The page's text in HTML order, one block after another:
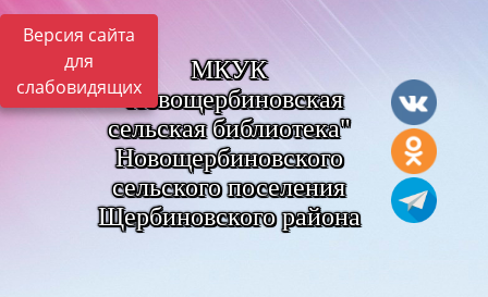
Версия сайта
для
слабовидящих
МКУК
"Новощербиновская
сельская библиотека"
Новощербиновского
сельского поселения
Щербиновского района